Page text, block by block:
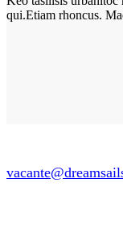
qui.Etiam rhoncus.